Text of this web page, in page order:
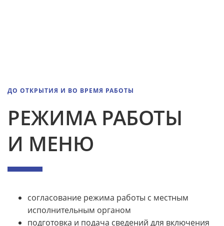
ДО ОТКРЫТИЯ И ВО ВРЕМЯ РАБОТЫ
РЕЖИМА РАБОТЫ
И МЕНЮ
согласование режима работы с местным
исполнительным органом
подготовка и подача сведений для включения